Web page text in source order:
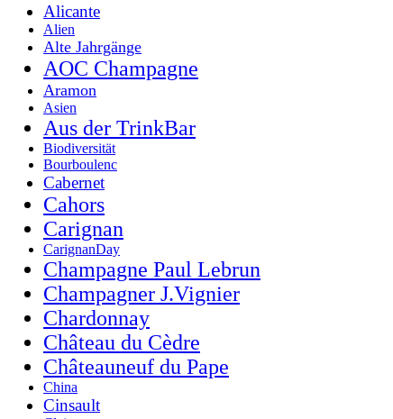
Alicante
Alien
Alte Jahrgänge
AOC Champagne
Aramon
Asien
Aus der TrinkBar
Biodiversität
Bourboulenc
Cabernet
Cahors
Carignan
CarignanDay
Champagne Paul Lebrun
Champagner J.Vignier
Chardonnay
Château du Cèdre
Châteauneuf du Pape
China
Cinsault